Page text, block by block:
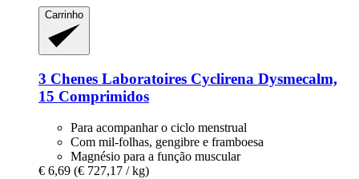
Carrinho
3 Chenes Laboratoires Cyclirena Dysmecalm,
15 Comprimidos
Para acompanhar o ciclo menstrual
Com mil-folhas, gengibre e framboesa
Magnésio para a função muscular
€ 6,69 (€ 727,17 / kg)